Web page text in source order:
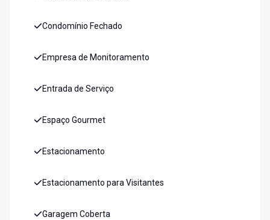
Condomínio Fechado
Empresa de Monitoramento
Entrada de Serviço
Espaço Gourmet
Estacionamento
Estacionamento para Visitantes
Garagem Coberta